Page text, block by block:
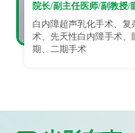
院长/副主任医师/副教授/
白内障超声乳化手术、复
术、先天性白内障手术、
期、二期手术